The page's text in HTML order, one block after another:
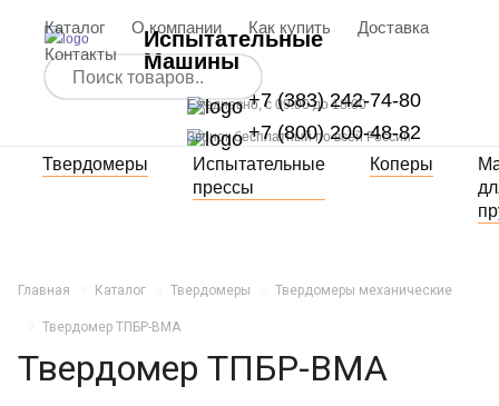
Каталог О компании Как купить
Доставка
Контакты
Испытательные
Машины
+7 (383) 242-74-80
Ежедневно, с 09:00 до 18:00
+7 (800) 200-48-82
Звонок бесплатный по всей России
Твердомеры
Испытательные
прессы
Коперы
Главная Каталог Твердомеры Твердомеры механические
Твердомер ТПБР-ВМА
Твердомер ТПБР-ВМА